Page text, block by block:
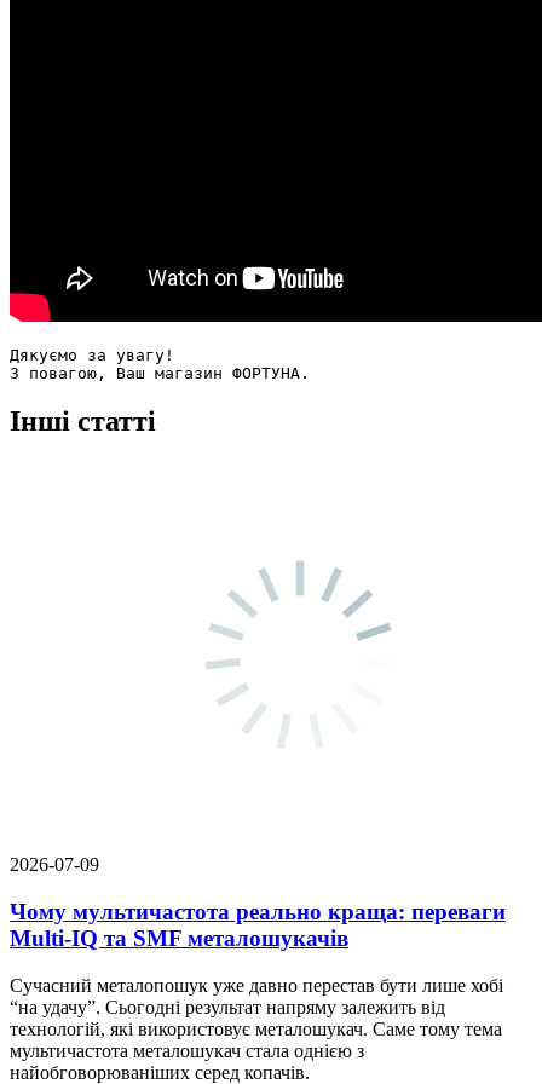
Дякуємо за увагу!
Інші статті
2026-07-09
Чому мультичастота реально краща: переваги
Multi-IQ та SMF металошукачів
Сучасний металопошук уже давно перестав бути лише хобі
“на удачу”. Сьогодні результат напряму залежить від
технологій, які використовує металошукач. Саме тому тема
мультичастота металошукач стала однією з
найобговорюваніших серед копачів.